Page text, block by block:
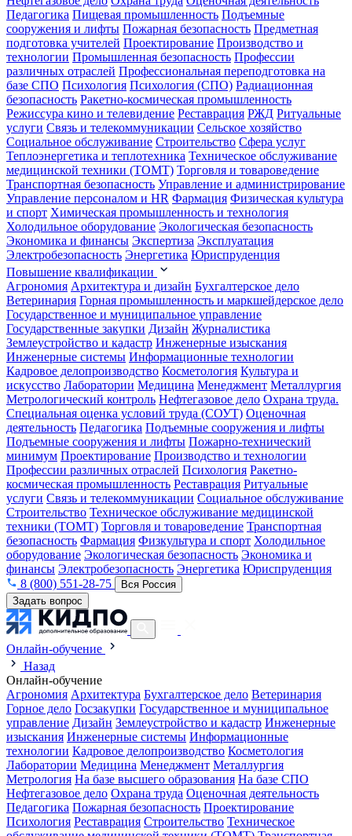
Педагогика Пищевая промышленность Подъемные
сооружения и лифты Пожарная безопасность Предметная
подготовка учителей Проектирование Производство и
технологии Промышленная безопасность Профессии
различных отраслей Профессиональная переподготовка на
базе СПО Психология Психология (СПО) Радиационная
безопасность Ракетно-космическая промышленность
Режиссура кино и телевидение Реставрация РЖД Ритуальные
услуги Связь и телекоммуникации Сельское хозяйство
Социальное обслуживание Строительство Сфера услуг
Теплоэнергетика и теплотехника Техническое обслуживание
медицинской техники (ТОМТ) Торговля и товароведение
Транспортная безопасность Управление и администрирование
Управление персоналом и HR Фармация Физическая культура
и спорт Химическая промышленность и технология
Холодильное оборудование Экологическая безопасность
Экономика и финансы Экспертиза Эксплуатация
Электробезопасность Энергетика Юриспруденция
Повышение квалификации
Агрономия Архитектура и дизайн Бухгалтерское дело
Ветеринария Горная промышленность и маркшейдерское дело
Государственное и муниципальное управление
Государственные закупки Дизайн Журналистика
Землеустройство и кадастр Инженерные изыскания
Инженерные системы Информационные технологии
Кадровое делопроизводство Косметология Культура и
искусство Лаборатории Медицина Менеджмент Металлургия
Метрологический контроль Нефтегазовое дело Охрана труда.
Специальная оценка условий труда (СОУТ) Оценочная
деятельность Педагогика Подъемные сооружения и лифты
Подъемные сооружения и лифты Пожарно-технический
минимум Проектирование Производство и технологии
Профессии различных отраслей Психология Ракетно-
космическая промышленность Реставрация Ритуальные
услуги Связь и телекоммуникации Социальное обслуживание
Строительство Техническое обслуживание медицинской
техники (ТОМТ) Торговля и товароведение Транспортная
безопасность Фармация Физкультура и спорт Холодильное
оборудование Экологическая безопасность Экономика и
финансы Электробезопасность Энергетика Юриспруденция
8 (800) 551-28-75
Вся Россия
Задать вопрос
Онлайн-обучение
Назад
Онлайн-обучение
Агрономия Архитектура Бухгалтерское дело Ветеринария
Горное дело Госзакупки Государственное и муниципальное
управление Дизайн Землеустройство и кадастр Инженерные
изыскания Инженерные системы Информационные
технологии Кадровое делопроизводство Косметология
Лаборатории Медицина Менеджмент Металлургия
Метрология На базе высшего образования На базе СПО
Нефтегазовое дело Охрана труда Оценочная деятельность
Педагогика Пожарная безопасность Проектирование
Психология Реставрация Строительство Техническое